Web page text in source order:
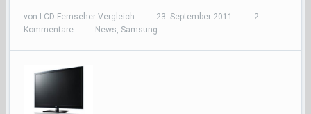
von LCD Fernseher Vergleich — 23. September 2011 —
2
Kommentare
— News,Samsung